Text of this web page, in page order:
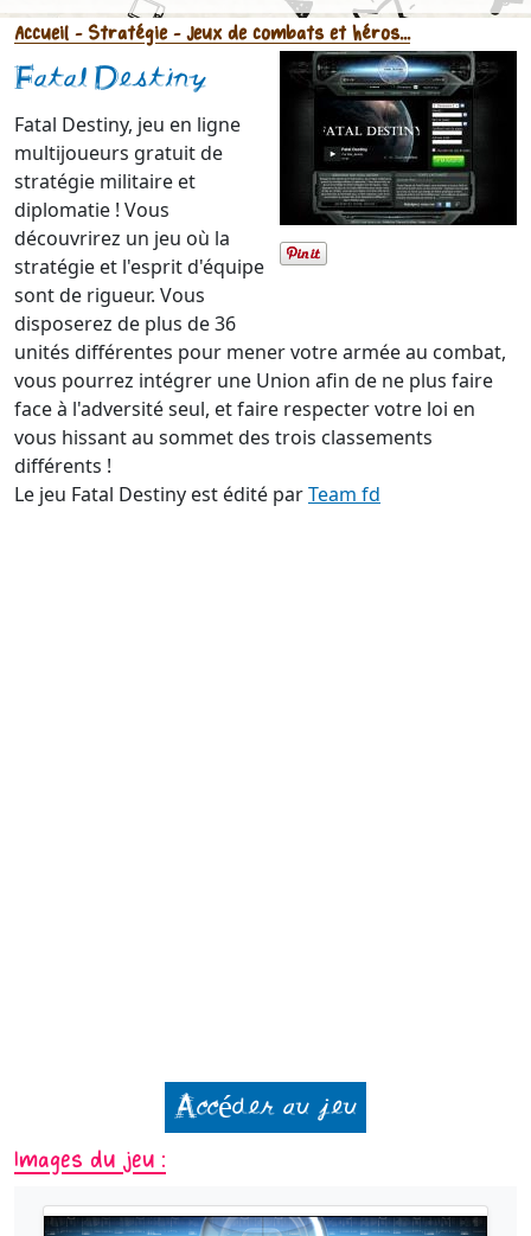
Accueil - Stratégie- Jeux de combats et héros...
Fatal Destiny
Fatal Destiny, jeu en ligne
multijoueurs gratuit de
stratégie militaire et
diplomatie ! Vous
découvrirez un jeu où la
stratégie et l'esprit d'équipe
sont de rigueur. Vous
disposerez de plus de 36
unités différentes pour mener votre armée au combat,
vous pourrez intégrer une Union afin de ne plus faire
face à l'adversité seul, et faire respecter votre loi en
vous hissant au sommet des trois classements
différents !
Le jeu Fatal Destiny est édité parTeam fd
Accéder au jeu
Images du jeu :